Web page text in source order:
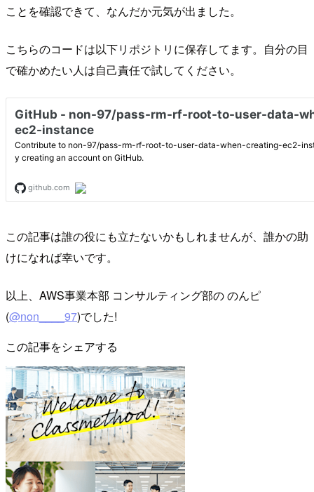
ことを確認できて、なんだか元気が出ました。
こちらのコードは以下リポジトリに保存してます。自分の目
で確かめたい人は自己責任で試してください。
この記事は誰の役にも立たないかもしれませんが、誰かの助
けになれば幸いです。
以上、AWS事業本部 コンサルティング部の のんピ
(@non____97)でした!
この記事をシェアする